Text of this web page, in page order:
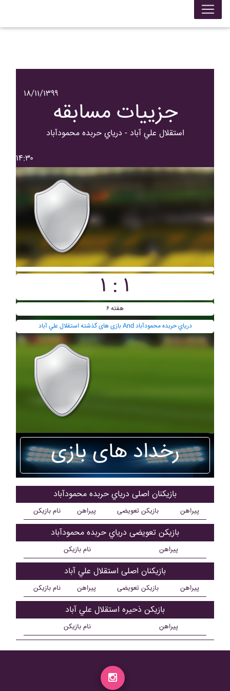
۱۸/۱۱/۱۳۹۹
جزییات مسابقه
استقلال علي آباد - درياي حربده محمودآباد
۱۴:۳۰
۱ : ۱
هفته ۶
بازی های گذشته استقلال علي آباد And درياي حربده محمودآباد
رخداد های بازی
بازیکنان اصلی درياي حربده محمودآباد
نام بازیکن پیراهن بازیکن تعویضی پیراهن
بازیکن تعویضی درياي حربده محمودآباد
نام بازیکن پیراهن
بازیکنان اصلی استقلال علي آباد
نام بازیکن پیراهن بازیکن تعویضی پیراهن
بازیکن ذحیره استقلال علي آباد
نام بازیکن پیراهن